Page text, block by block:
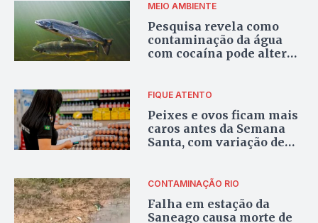
espécies)
MEIO AMBIENTE
Pesquisa revela como
contaminação da água
com cocaína pode alterar
FIQUE ATENTO
Peixes e ovos ficam mais
caros antes da Semana
Santa, com variação de
CONTAMINAÇÃO RIO
Falha em estação da
Saneago causa morte de